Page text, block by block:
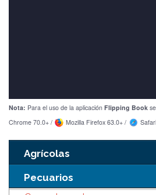
Nota: Para el uso de la aplicación Flipping Book
Chrome 70.0+ /
Mozilla Firefox 63.0+ /
Agrícolas
Pecuarios